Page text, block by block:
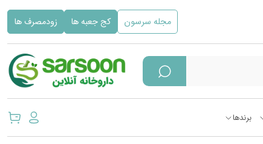
مجله سرسون کج جعبه ها زودمصرف ها
برندها